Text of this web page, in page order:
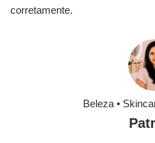
corretamente.
Beleza •